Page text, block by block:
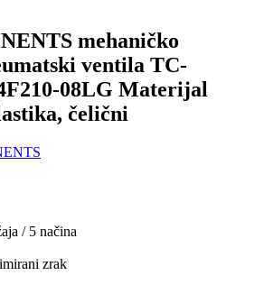
mehaničko
ventila TC-
08LG Materijal
čelični
/ 5 načina
zrak